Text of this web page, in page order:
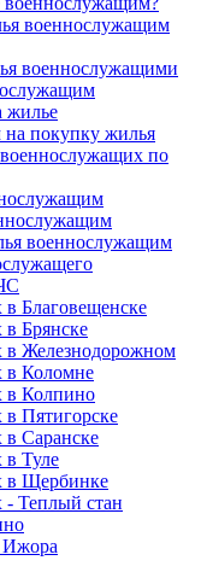
военнослужащим
военнослужащими
жилье
покупку жилья
по
военнослужащим
Благовещенске
Брянске
в Железнодорожном
в Коломне
в Колпино
Пятигорске
Саранске
Туле
в Щербинке
Теплый стан
Ижора